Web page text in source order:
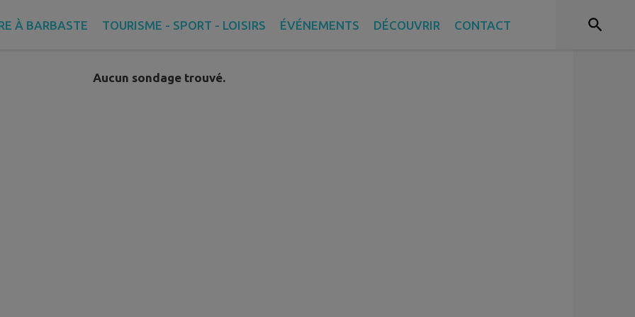
À BARBASTE TOURISME - SPORT - LOISIRS ÉVÉNEMENTS DÉCOUVRIR CONTACT
Aucun sondage trouvé.